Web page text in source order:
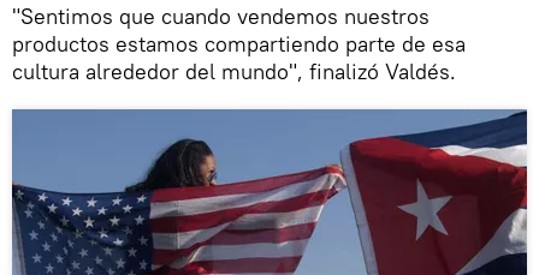
"Sentimos que cuando vendemos nuestros
productos estamos compartiendo parte de esa
cultura alrededor del mundo", finalizó Valdés.